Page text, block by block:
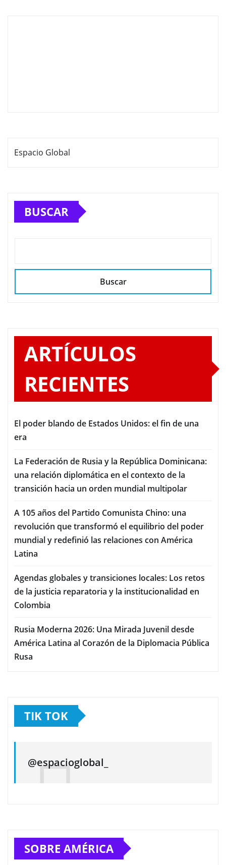
Espacio Global
BUSCAR
Buscar
ARTÍCULOS
RECIENTES
El poder blando de Estados Unidos: el fin de una
era
La Federación de Rusia y la República Dominicana:
una relación diplomática en el contexto de la
transición hacia un orden mundial multipolar
A 105 años del Partido Comunista Chino: una
revolución que transformó el equilibrio del poder
mundial y redefinió las relaciones con América
Latina
Agendas globales y transiciones locales: Los retos
de la justicia reparatoria y la institucionalidad en
Colombia
Rusia Moderna 2026: Una Mirada Juvenil desde
América Latina al Corazón de la Diplomacia Pública
Rusa
TIK TOK
@espacioglobal_
SOBRE AMÉRICA